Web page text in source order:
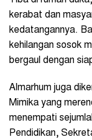
kerabat dan
kedatangannya.
kehilangan sosok
bergaul dengan
Almarhum juga
Mimika yang
menempati
Pendidikan,